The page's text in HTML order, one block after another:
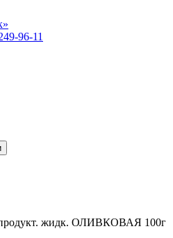
96-11
жидк. ОЛИВКОВАЯ 100г